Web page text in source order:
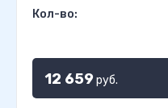
Кол-во:
12 659руб.